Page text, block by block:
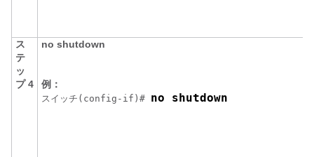
ス
テ
ッ
プ 4
no shutdown
例：
スイッチ (config-if)# no shutdown